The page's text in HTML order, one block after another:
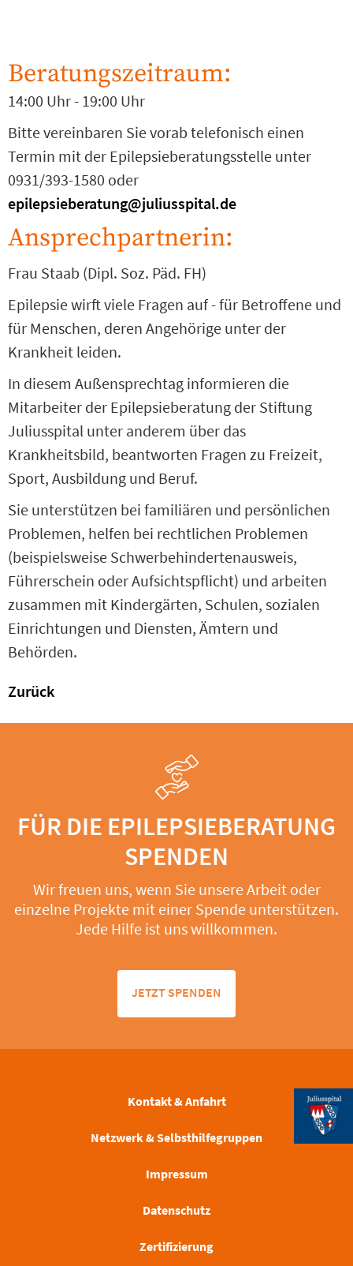
Beratungszeitraum:
14:00 Uhr - 19:00 Uhr
Bitte vereinbaren Sie vorab telefonisch einen
Termin mit der Epilepsieberatungsstelle unter
0931/393-1580 oder
epilepsieberatung@juliusspital.de
Ansprechpartnerin:
Frau Staab (Dipl. Soz. Päd. FH)
Epilepsie wirft viele Fragen auf - für Betroffene und
für Menschen, deren Angehörige unter der
Krankheit leiden.
In diesem Außensprechtag informieren die
Mitarbeiter der Epilepsieberatung der Stiftung
Juliusspital unter anderem über das
Krankheitsbild, beantworten Fragen zu Freizeit,
Sport, Ausbildung und Beruf.
Sie unterstützen bei familiären und persönlichen
Problemen, helfen bei rechtlichen Problemen
(beispielsweise Schwerbehindertenausweis,
Führerschein oder Aufsichtspflicht) und arbeiten
zusammen mit Kindergärten, Schulen, sozialen
Einrichtungen und Diensten, Ämtern und
Behörden.
Zurück
FÜR DIE EPILEPSIEBERATUNG
SPENDEN
Wir freuen uns, wenn Sie unsere Arbeit oder
einzelne Projekte mit einer Spende unterstützen.
Jede Hilfe ist uns willkommen.
JETZT SPENDEN
Kontakt & Anfahrt
Netzwerk & Selbsthilfegruppen
Impressum
Datenschutz
Zertifizierung